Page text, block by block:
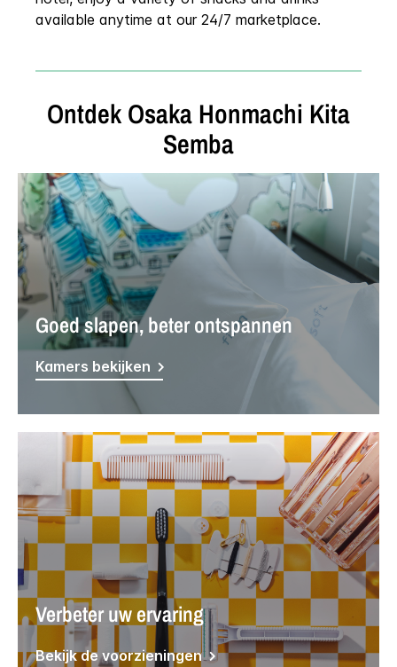
available anytime at our 24/7 marketplace.
Ontdek Osaka Honmachi Kita
Semba
Goed slapen, beter ontspannen
Kamers bekijken
Verbeter uw ervaring
Bekijk de voorzieningen